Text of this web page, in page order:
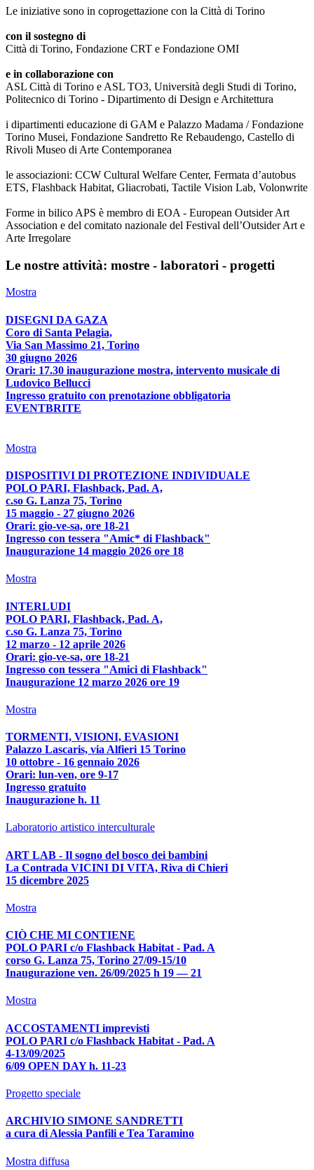
Le iniziative sono in coprogettazione con la Città di Torino
con il sostegno di
Città di Torino, Fondazione CRT e Fondazione OMI
e in collaborazione con
ASL Città di Torino e ASL TO3, Università degli Studi di Torino,
Politecnico di Torino - Dipartimento di Design e Architettura
i dipartimenti educazione di GAM e Palazzo Madama / Fondazione
Torino Musei, Fondazione Sandretto Re Rebaudengo, Castello di
Rivoli Museo di Arte Contemporanea
le associazioni: CCW Cultural Welfare Center, Fermata d’autobus
ETS, Flashback Habitat, Gliacrobati, Tactile Vision Lab, Volonwrite
Forme in bilico APS è membro di EOA - European Outsider Art
Association e del comitato nazionale del Festival dell’Outsider Art e
Arte Irregolare
Le nostre attività: mostre - laboratori - progetti
Mostra
DISEGNI DA GAZA
Coro di Santa Pelagia,
Via San Massimo 21, Torino
30 giugno 2026
Orari: 17.30 inaugurazione mostra, intervento musicale di
Ludovico Bellucci
Ingresso gratuito con prenotazione obbligatoria
EVENTBRITE
Mostra
DISPOSITIVI DI PROTEZIONE INDIVIDUALE
POLO PARI, Flashback, Pad. A,
c.so G. Lanza 75, Torino
15 maggio - 27 giugno 2026
Orari: gio-ve-sa, ore 18-21
Ingresso con tessera "Amic* di Flashback"
Inaugurazione 14 maggio 2026 ore 18
Mostra
INTERLUDI
POLO PARI, Flashback, Pad. A,
c.so G. Lanza 75, Torino
12 marzo - 12 aprile 2026
Orari: gio-ve-sa, ore 18-21
Ingresso con tessera "Amici di Flashback"
Inaugurazione 12 marzo 2026 ore 19
Mostra
TORMENTI, VISIONI, EVASIONI
Palazzo Lascaris, via Alfieri 15 Torino
10 ottobre - 16 gennaio 2026
Orari: lun-ven, ore 9-17
Ingresso gratuito
Inaugurazione h. 11
Laboratorio artistico interculturale
ART LAB - Il sogno del bosco dei bambini
La Contrada VICINI DI VITA, Riva di Chieri
15 dicembre 2025
Mostra
CIÒ CHE MI CONTIENE
POLO PARI c/o Flashback Habitat - Pad. A
corso G. Lanza 75, Torino 27/09-15/10
Inaugurazione ven. 26/09/2025 h 19 — 21
Mostra
ACCOSTAMENTI imprevisti
POLO PARI c/o Flashback Habitat - Pad. A
4-13/09/2025
6/09 OPEN DAY h. 11-23
Progetto speciale
ARCHIVIO SIMONE SANDRETTI
a cura di Alessia Panfili e Tea Taramino
Mostra diffusa